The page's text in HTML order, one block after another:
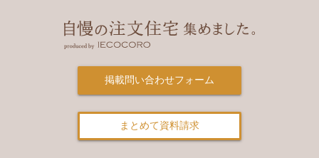
掲載問い合わせフォーム
まとめて資料請求